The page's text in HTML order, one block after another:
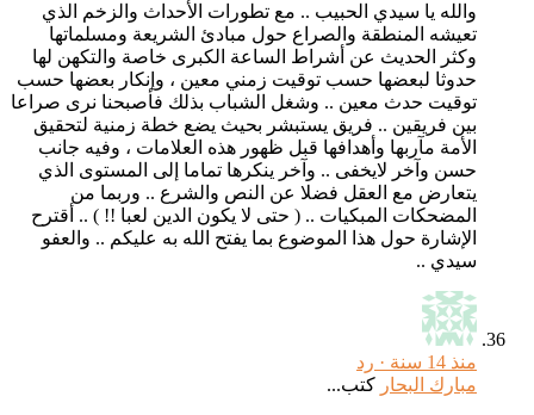
والله يا سيدي الحبيب .. مع تطورات الأحداث والزخم الذي
تعيشه المنطقة والصراع حول مبادئ الشريعة ومسلماتها
وكثر الحديث عن أشراط الساعة الكبرى خاصة والتكهن لها
حدوثا لبعضها حسب توقيت زمني معين ، وإنكار بعضها حسب
توقيت حدث معين .. وشغل الشباب بذلك فأصبحنا نرى صراعا
بين فريقين .. فريق يستبشر بحيث يضع خطة زمنية لتحقيق
الأمة مآربها وأهدافها قبل ظهور هذه العلامات ، وفيه جانب
حسن وآخر لايخفى .. وآخر ينكرها تماما إلى المستوى الذي
يتعارض مع العقل فضلا عن النص والشرع .. وربما من
المضحكات المبكيات .. ( حتى لا يكون الدين لعبا !! ) .. أقترح
الإشارة حول هذا الموضوع بما يفتح الله به عليكم .. والعفو
سيدي ..
رد
مبارك البحار كتب...